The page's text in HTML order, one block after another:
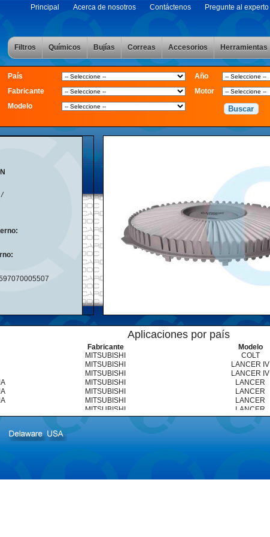
Principal Acerca de nosotros Contáctenos Pregunte al experto
Filtros Químicos Bujías Correas Accesorios Herramientas
País
Fabricante
Modelo
Año
Motor
Aplicaciones por país
Fabricante Modelo
MITSUBISHI COLT
MITSUBISHI LANCER IV
MITSUBISHI LANCER IV
MITSUBISHI LANCER
MITSUBISHI LANCER
MITSUBISHI LANCER
MITSUBISHI LANCER
MITSUBISHI LANCER